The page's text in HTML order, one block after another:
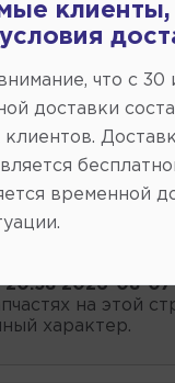
,
в сутки.
20:58 2026-08-07
на этой
характер.
клиенты,
что c 30
доставки
клиентов.
временной